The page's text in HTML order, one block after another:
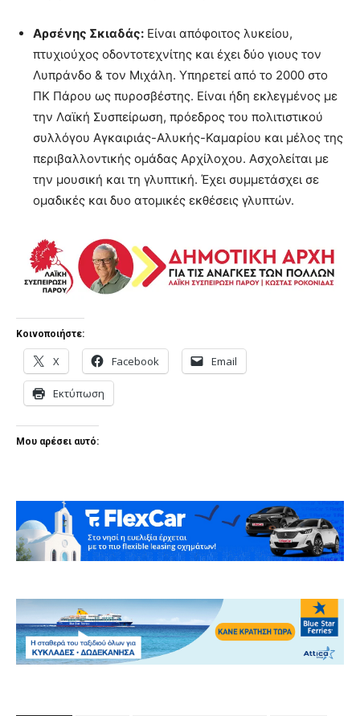
Αρσένης Σκιαδάς: Είναι απόφοιτος λυκείου,
πτυχιούχος οδοντοτεχνίτης και έχει δύο γιους τον
Λυπράνδο & τον Μιχάλη. Υπηρετεί από το 2000 στο
ΠΚ Πάρου ως πυροσβέστης. Είναι ήδη εκλεγμένος με
την Λαϊκή Συσπείρωση, πρόεδρος του πολιτιστικού
συλλόγου Αγκαιριάς-Αλυκής-Καμαρίου και μέλος της
περιβαλλοντικής ομάδας Αρχίλοχου. Ασχολείται με
την μουσική και τη γλυπτική. Έχει συμμετάσχει σε
ομαδικές και δυο ατομικές εκθέσεις γλυπτών.
Κοινοποιήστε:
X Facebook Email
Εκτύπωση
Μου αρέσει αυτό: